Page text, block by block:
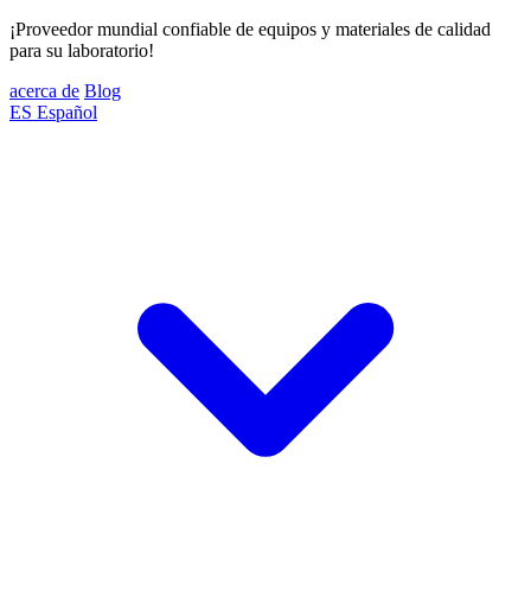
¡Proveedor mundial confiable de equipos y materiales de calidad
para su laboratorio!
acerca de Blog
ES Español